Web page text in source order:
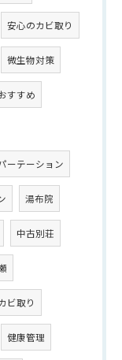
安心のカビ取り
微生物対策
すすめ
ーテーション
湯布院
中古別荘
ビ取り
健康管理